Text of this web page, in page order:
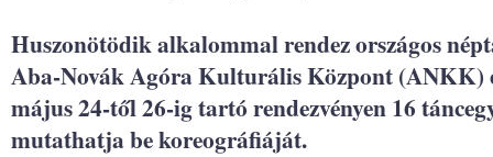
Huszonötödik alkalommal rendez országos
Aba-Novák Agóra Kulturális Központ (ANKK)
május 24-től 26-ig tartó rendezvényen 16
mutathatja be koreográfiáját.